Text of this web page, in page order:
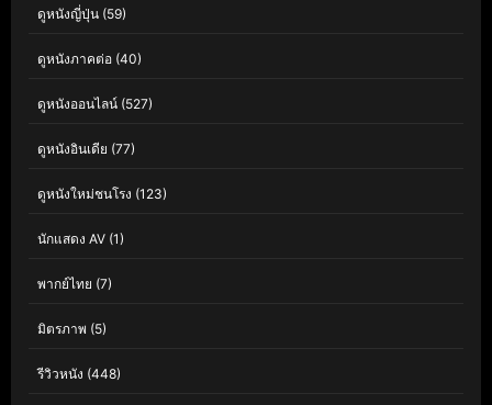
ดูหนังญี่ปุ่น (59)
ดูหนังภาคต่อ (40)
ดูหนังออนไลน์ (527)
ดูหนังอินเดีย (77)
ดูหนังใหม่ชนโรง (123)
นักแสดง AV (1)
พากย์ไทย (7)
มิตรภาพ (5)
รีวิวหนัง (448)